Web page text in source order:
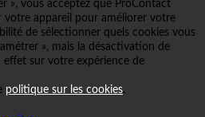
», vous acceptez que ProContact
votre appareil pour améliorer votre
de sélectionner quels cookies vous
», mais la désactivation de
sur votre expérience de
politique sur les cookies.